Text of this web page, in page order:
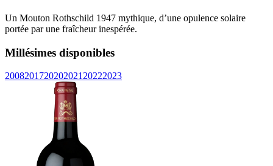
Un Mouton Rothschild 1947 mythique, d’une opulence solaire
portée par une fraîcheur inespérée.
Millésimes disponibles
2008201720202021 20222023